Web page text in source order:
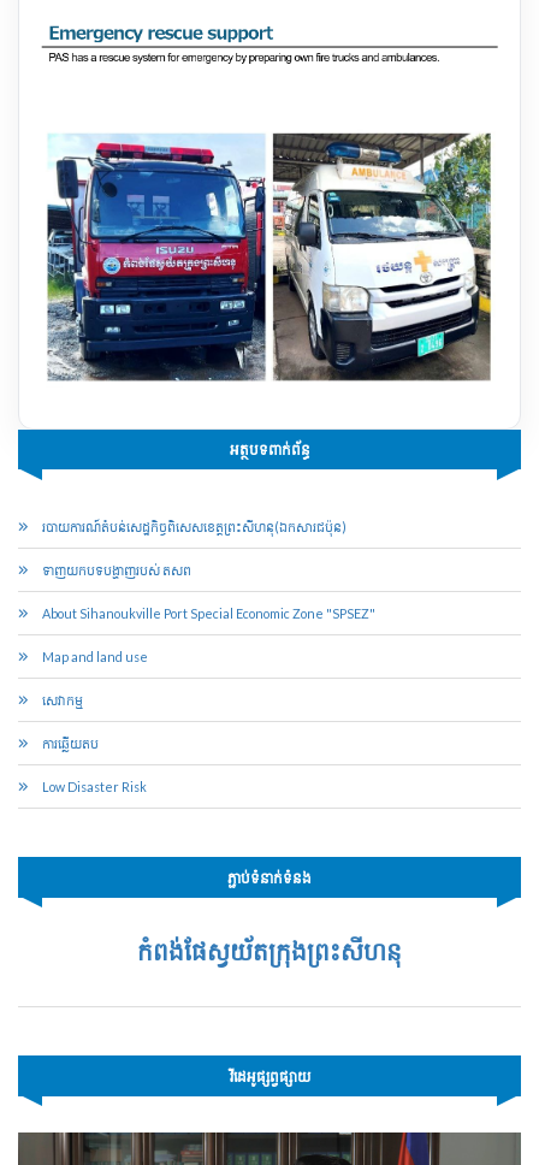
អត្ថបទពាក់ព័ន្ធ
របាយការណ៍​តំបន់សេដ្ឋកិច្ចពិសេស​ខេត្តព្រះសីហនុ​(ឯកសារជប៉ុន)
ទាញយកបទបង្ហាញរបស់ តសព
About Sihanoukville Port Special Economic Zone "SPSEZ"
Map and land use
សេវាកម្ម
ការឆ្លើយតប
Low Disaster Risk
ភ្ជាប់ទំនាក់ទំនង
កំពង់ផែស្វយ័តក្រុងព្រះសីហនុ
វីដេអូផ្សព្វផ្សាយ